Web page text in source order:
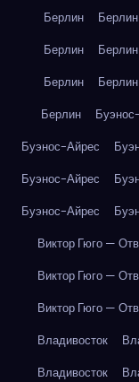
Берлин Берлин
Берлин
Берлин
Берлин
Берлин
Берлин
Буэнос-Айрес
Буэнос-Айрес
Буэнос-Айрес
Виктор Гюго —
Виктор Гюго —
Виктор Гюго —
Владивосток
Владивосток